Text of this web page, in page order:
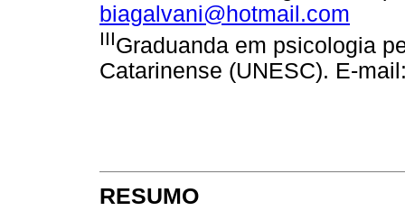
biagalvani@hotmail.com
IIIGraduanda em psicologia
Catarinense (UNESC). E-
RESUMO